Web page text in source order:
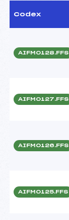
Codex
AIFM0128.FFS
AIFM0127.FFS
AIFM0126.FFS
AIFM0125.FFS